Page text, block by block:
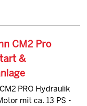
CM2 Pro
&
PRO Hydraulik
mit ca. 13 PS -